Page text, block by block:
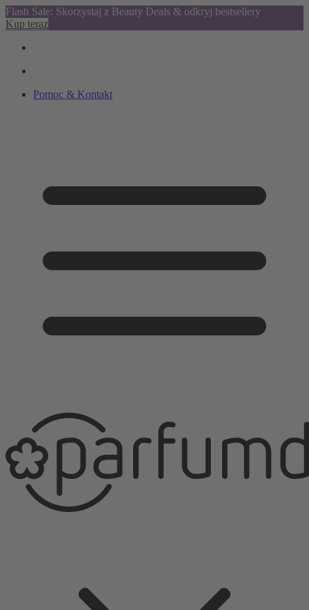
Flash Sale: Skorzystaj z Beauty Deals & odkryj bestsellery
Kup teraz
Pomoc & Kontakt